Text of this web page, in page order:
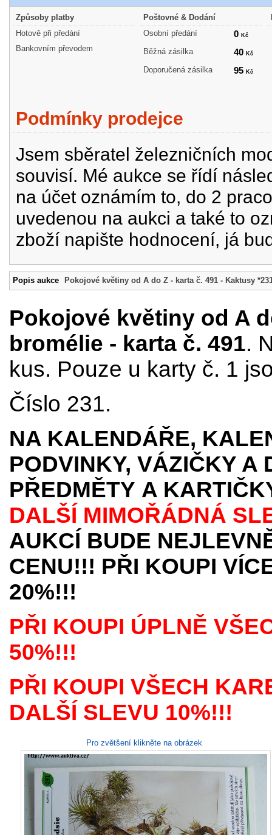
Způsoby platby
Hotově při předání
Bankovním převodem
Poštovné & Dodání
Osobní předání
0 Kč
Běžná zásilka 40 Kč
Doporučená zásilka 95 Kč
Podmínky prodejce
Jsem sběratel železničních
souvisí. Mé aukce se řídí
na účet oznámím to, do 2
uvedenou na aukci a také to
zboží napište hodnocení, já
Popis aukce Pokojové květiny od A do Z - karta č. 491 - Kaktusy
Pokojové květiny od A
bromélie - karta č. 491.
kus. Pouze u karty č. 1
Číslo 231.
NA KALENDÁŘE,
PODVINKY, VÁZIČKY A
PŘEDMĚTY A
DALŠÍ MIMOŘÁDNÁ
AUKCÍ BUDE
CENU!!! PŘI KOUPI
20%!!!
PŘI KOUPI ÚPLNĚ
50%!!!
PŘI KOUPI VŠECH
DALŠÍ SLEVU 10%!!!
Pro zvětšení klikněte na obrázek